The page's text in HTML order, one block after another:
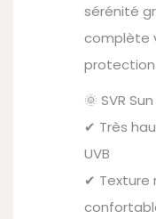
sérénité
complète
protection
🌞 SVR
✔ Très
UVB
✔ Texture